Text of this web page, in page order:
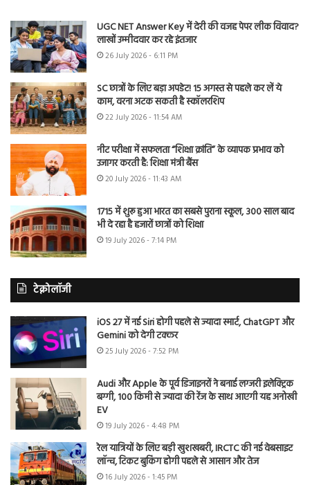
UGC NET Answer Key में देरी की वजह पेपर लीक विवाद?
लाखों उम्मीदवार कर रहे इंतजार
26 July 2026 - 6:11 PM
SC छात्रों के लिए बड़ा अपडेट! 15 अगस्त से पहले कर लें ये
काम, वरना अटक सकती है स्कॉलरशिप
22 July 2026 - 11:54 AM
नीट परीक्षा में सफलता “शिक्षा क्रांति” के व्यापक प्रभाव को
उजागर करती है: शिक्षा मंत्री बैंस
20 July 2026 - 11:43 AM
1715 में शुरू हुआ भारत का सबसे पुराना स्कूल, 300 साल बाद
भी दे रहा है हजारों छात्रों को शिक्षा
19 July 2026 - 7:14 PM
टेक्नोलॉजी
iOS 27 में नई Siri होगी पहले से ज्यादा स्मार्ट, ChatGPT और
Gemini को देगी टक्कर
25 July 2026 - 7:52 PM
Audi और Apple के पूर्व डिजाइनरों ने बनाई लग्जरी इलेक्ट्रिक
बग्गी, 100 किमी से ज्यादा की रेंज के साथ आएगी यह अनोखी
EV
19 July 2026 - 4:48 PM
रेल यात्रियों के लिए बड़ी खुशखबरी, IRCTC की नई वेबसाइट
लॉन्च, टिकट बुकिंग होगी पहले से आसान और तेज
16 July 2026 - 1:45 PM